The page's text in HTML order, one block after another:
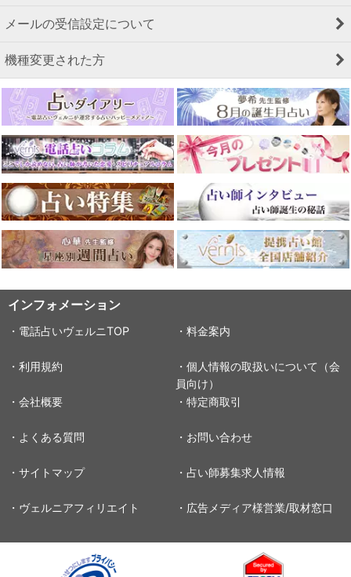
メールの受信設定について
機種変更された方
インフォメーション
・電話占いヴェルニTOP ・料金案内
・利用規約
・個人情報の取扱いについて（会
員向け）
・会社概要
・特定商取引
・よくある質問 ・お問い合わせ
・サイトマップ ・占い師募集求人情報
・ヴェルニアフィリエイト ・広告メディア様営業/取材窓口